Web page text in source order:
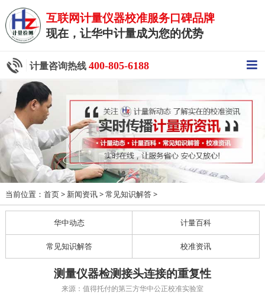
互联网计量仪器校准服务口碑品牌
现在，让华中计量成为您的优势
计量咨询热线 400-805-6188
当前位置： 首页> 新闻资讯> 常见知识解答>
华中动态 计量百科
常见知识解答 校准资讯
测量仪器检测接头连接的重复性
来源：值得托付的第三方华中公正校准实验室